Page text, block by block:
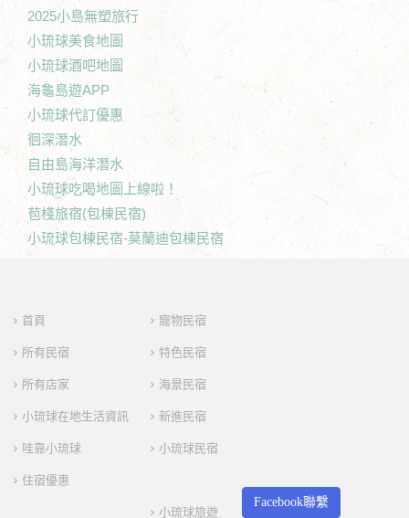
2025小島無塑旅行
小琉球美食地圖
小琉球酒吧地圖
海龜島遊APP
小琉球代訂優惠
徊深潛水
自由島海洋潛水
小琉球吃喝地圖上線啦！
苞棧旅宿(包棟民宿)
小琉球包棟民宿-莫蘭迪包棟民宿
Facebook聯繫
首頁
所有民宿
所有店家
小琉球在地生活資訊
哇靠小琉球
住宿優惠
寵物民宿
特色民宿
海景民宿
新進民宿
小琉球民宿
小琉球旅遊